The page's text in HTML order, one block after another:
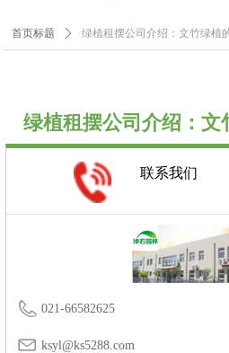
首页标题 ꄲ 绿植租摆公司介绍：文竹绿植
联系我们
021-66582625
ksyl@ks5288.com
绿植租摆公司介绍：文